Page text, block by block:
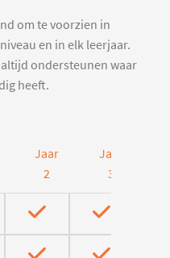
om te voorzien in
en in elk leerjaar.
ondersteunen waar
heeft.
Jaar
2
Jaar
3